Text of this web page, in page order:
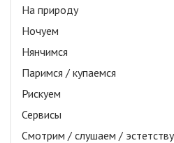
На природу
Ночуем
Нянчимся
Паримся / купаемся
Рискуем
Сервисы
Смотрим / слушаем /